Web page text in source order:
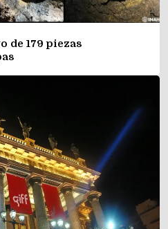
de 179 piezas